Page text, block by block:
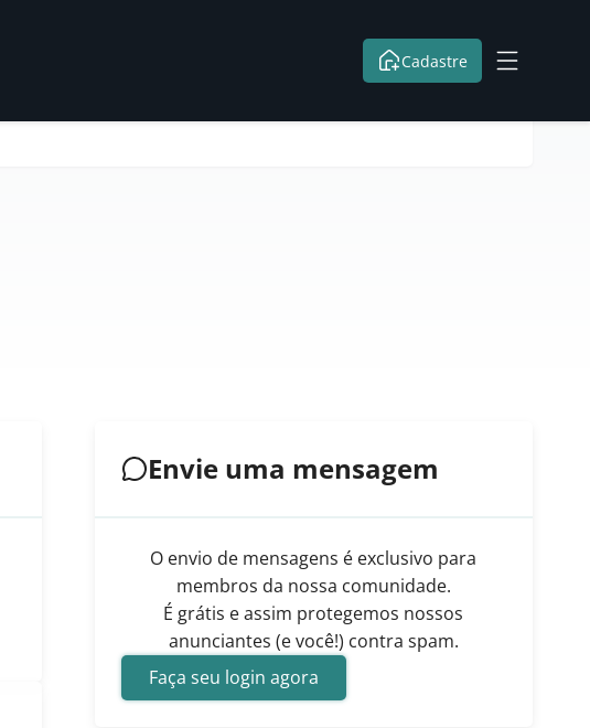
Cadastre
Envie uma mensagem
O envio de mensagens é exclusivo para
membros da nossa comunidade.
É grátis e assim protegemos nossos
anunciantes (e você!) contra spam.
Faça seu login agora